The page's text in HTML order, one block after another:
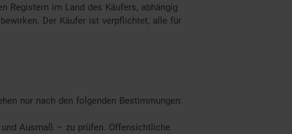
Registern im Land des Käufers, abhängig
Der Käufer ist verpflichtet, alle für
nur nach den folgenden Bestimmungen:
Ausmaß – zu prüfen. Offensichtliche